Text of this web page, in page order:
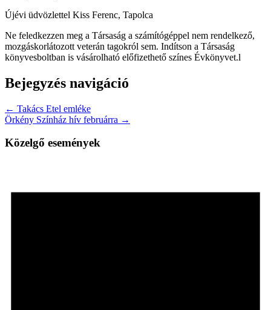
Újévi üdvözlettel Kiss Ferenc, Tapolca
Ne feledkezzen meg a Társaság a számítógéppel nem rendelkező,
mozgáskorlátozott veterán tagokról sem. Indítson a Társaság
könyvesboltban is vásárolható előfizethető színes Évkönyvet.l
Bejegyzés navigáció
← Takács Etel emléke
Örkény Színház hív februárra →
Közelgő események